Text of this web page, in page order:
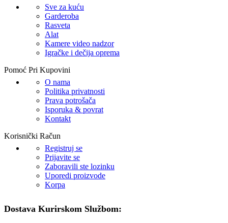
Sve za kuću
Garderoba
Rasveta
Alat
Kamere video nadzor
Igračke i dečija oprema
Pomoć Pri Kupovini
O nama
Politika privatnosti
Prava potrošača
Isporuka & povrat
Kontakt
Korisnički Račun
Registruj se
Prijavite se
Zaboravili ste lozinku
Uporedi proizvode
Korpa
Dostava Kurirskom Službom: